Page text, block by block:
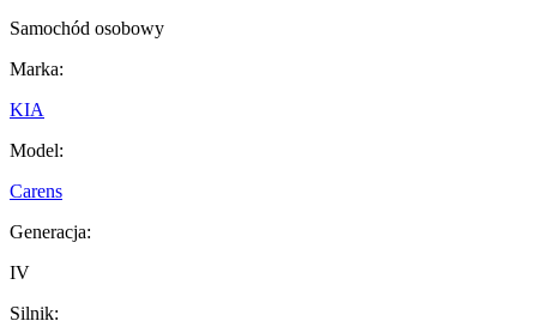
Samochód osobowy
Marka:
KIA
Model:
Carens
Generacja:
IV
Silnik: